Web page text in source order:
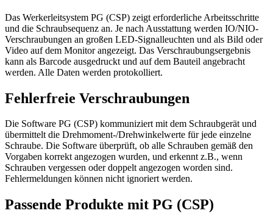
Das Werkerleitsystem PG (CSP) zeigt erforderliche Arbeitsschritte
und die Schraubsequenz an. Je nach Ausstattung werden IO/NIO-
Verschraubungen an großen LED-Signalleuchten und als Bild oder
Video auf dem Monitor angezeigt. Das Verschraubungsergebnis
kann als Barcode ausgedruckt und auf dem Bauteil angebracht
werden. Alle Daten werden protokolliert.
Fehlerfreie Verschraubungen
Die Software PG (CSP) kommuniziert mit dem Schraubgerät und
übermittelt die Drehmoment-/Drehwinkelwerte für jede einzelne
Schraube. Die Software überprüft, ob alle Schrauben gemäß den
Vorgaben korrekt angezogen wurden, und erkennt z.B., wenn
Schrauben vergessen oder doppelt angezogen worden sind.
Fehlermeldungen können nicht ignoriert werden.
Passende Produkte mit PG (CSP)